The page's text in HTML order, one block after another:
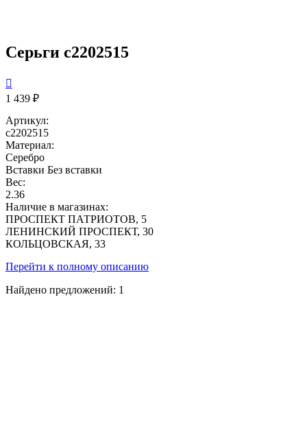
Серьги с2202515

1 439 ₽
Артикул:
с2202515
Материал:
Серебро
Вставки Без вставки
Вес:
2.36
Наличие в магазинах:
ПРОСПЕКТ ПАТРИОТОВ, 5
ЛЕНИНСКИЙ ПРОСПЕКТ, 30
КОЛЬЦОВСКАЯ, 33
Перейти к полному описанию
Найдено предложений: 1